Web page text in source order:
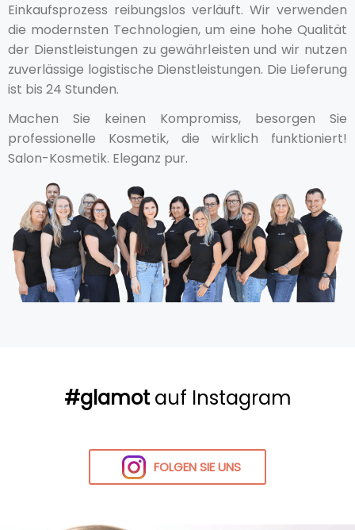
Einkaufsprozess reibungslos verläuft. Wir verwenden
die modernsten Technologien, um eine hohe Qualität
der Dienstleistungen zu gewährleisten und wir nutzen
zuverlässige logistische Dienstleistungen. Die Lieferung
ist bis 24 Stunden.
Machen Sie keinen Kompromiss, besorgen Sie
professionelle Kosmetik, die wirklich funktioniert!
Salon-Kosmetik. Eleganz pur.
#glamot auf Instagram
FOLGEN SIE UNS